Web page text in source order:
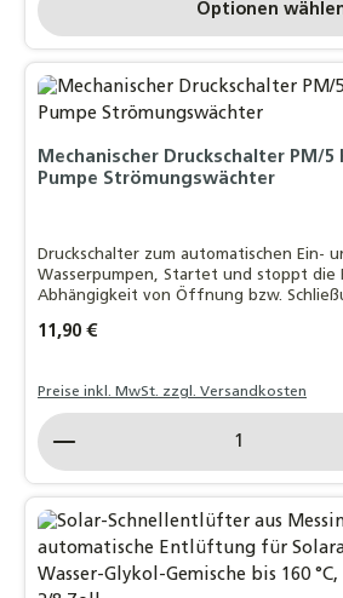
Optionen
Mechanischer Druckschalter PM/5
Pumpe Strömungswächter
Druckschalter zum automatischen Ein-
Wasserpumpen, Startet und stoppt die
Abhängigkeit von Öffnung bzw.
Passend auf nahezu alle Hauswasserw
Regulärer Preis:
11,90 €
Preise inkl. MwSt. zzgl. Versandkosten
Produkt Anzahl: Gib den